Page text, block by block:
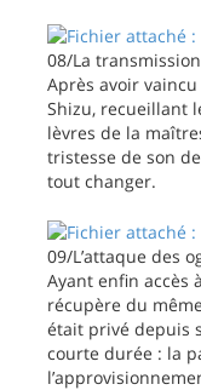
08/La
Après avoir
Shizu, recueillant
lèvres de la
tristesse de son
tout changer.
09/L’attaque des
Ayant enfin accès
récupère du
était privé depuis
courte durée : la